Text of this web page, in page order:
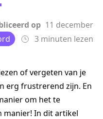
op 11 december
3 minuten lezen
of vergeten van je
erg frustrerend zijn. En
om het te
manier! In dit artikel